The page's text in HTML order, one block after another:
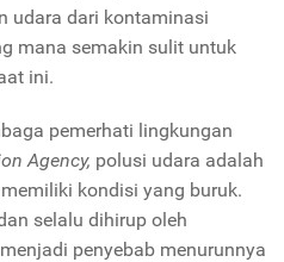
udara dari kontaminasi
mana semakin sulit untuk
ini.
pemerhati lingkungan
Agency, polusi udara adalah
kondisi yang buruk.
selalu dihirup oleh
penyebab menurunnya